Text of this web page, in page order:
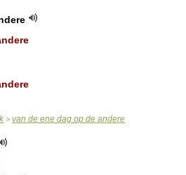
> van de ene dag op de andere